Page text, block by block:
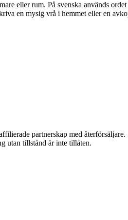
eller rum. På svenska används
en mysig vrå i hemmet eller en
partnerskap med återförsäljare.
utan tillstånd är inte tillåten.